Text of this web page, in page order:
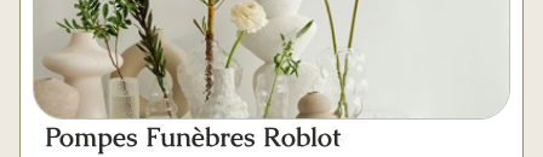
Pompes Funèbres Roblot